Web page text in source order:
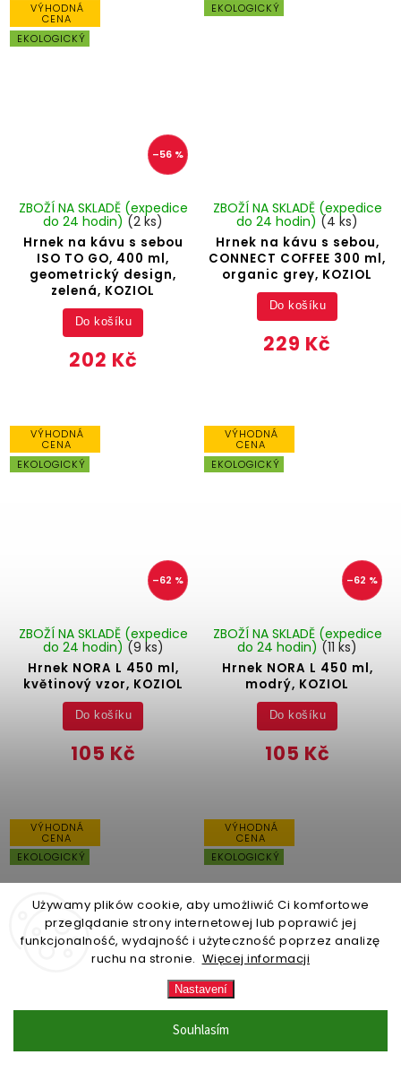
Używamy plików cookie, aby umożliwić Ci komfortowe
przeglądanie strony internetowej lub poprawić jej
funkcjonalność, wydajność i użyteczność poprzez analizę
ruchu na stronie. Więcej informacji
Nastavení
Souhlasím
VÝHODNÁ
CENA
EKOLOGICKÝ
–56 %
Hrnek na kávu s sebou
ISO TO GO, 400 ml,
geometrický design,
zelená, KOZIOL
ZBOŽÍ NA SKLADĚ (expedice
do 24 hodin) (2 ks)
202 Kč
Do košíku
EKOLOGICKÝ
Hrnek na kávu s sebou,
CONNECT COFFEE 300 ml,
organic grey, KOZIOL
ZBOŽÍ NA SKLADĚ (expedice
do 24 hodin) (4 ks)
229 Kč
Do košíku
VÝHODNÁ
CENA
EKOLOGICKÝ
–62 %
Hrnek NORA L 450 ml,
květinový vzor, KOZIOL
ZBOŽÍ NA SKLADĚ (expedice
do 24 hodin) (9 ks)
105 Kč
Do košíku
VÝHODNÁ
CENA
EKOLOGICKÝ
–62 %
Hrnek NORA L 450 ml,
modrý, KOZIOL
ZBOŽÍ NA SKLADĚ (expedice
do 24 hodin) (11 ks)
105 Kč
Do košíku
VÝHODNÁ
CENA
EKOLOGICKÝ
ZBOŽÍ NA SKLADĚ (expedice
VÝHODNÁ
CENA
EKOLOGICKÝ
ZBOŽÍ NA SKLADĚ (expedice